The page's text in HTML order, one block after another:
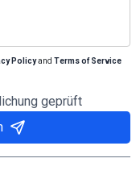
Policyand Terms of Service
geprüft